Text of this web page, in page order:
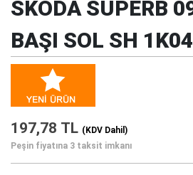
SKODA SUPERB
BAŞI SOL SH
197,78 TL (KDV Dahil)
Peşin fiyatına 3 taksit imkanı